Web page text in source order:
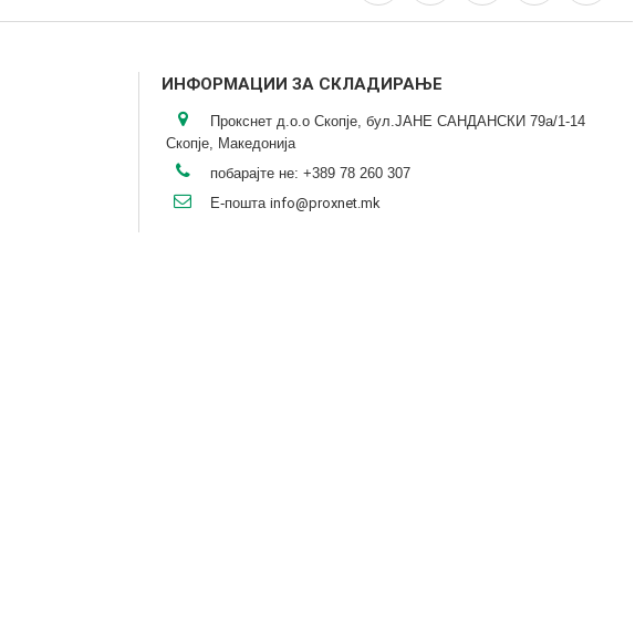
ИНФОРМАЦИИ ЗА СКЛАДИРАЊЕ
Прокснет д.о.о Скопје, бул.ЈАНЕ САНДАНСКИ 79а/1-14
Скопје, Македонија
побарајте не:+389 78 260 307
Е-поштаinfo@proxnet.mk